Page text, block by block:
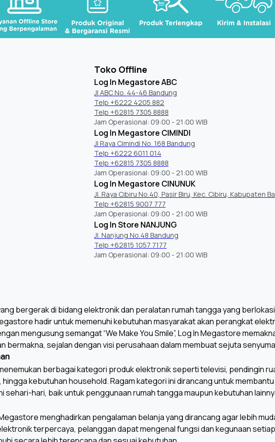
Toko Offline
Log In Megastore ABC
Jl ABC No. 44-46 Bandung
Telp +6222 4205 882
Telp +62815 7305 8888
Jam Operasional: 09:00 - 21:00 WIB
Log In Megastore CIMINDI
Jl Raya Cimindi No. 168 Bandung
Telp +6222 6011 014
Telp +62815 7305 8888
Jam Operasional: 09:00 - 21:00 WIB
Log In Megastore CINUNUK
Jl. Raya Cibiru No.40, Pasir Biru, Kec. Cibiru, Kabupaten
Telp +62815 9007 777
Jam Operasional: 09:00 - 21:00 WIB
Log In Store NANJUNG
Jl. Nanjung No.48 Bandung
Telp +62815 1057 7177
Jam Operasional: 09:00 - 21:00 WIB
bergerak di bidang elektronik dan peralatan rumah tangga yang
hadir untuk memenuhi kebutuhan masyarakat akan perangkat
mengusung semangat “We Make You Smile”, Log In Megastore
bermakna, sejalan dengan visi perusahaan dalam membuat sejuta
berbagai kategori produk elektronik seperti televisi, pendingin
kebutuhan household. Ragam kategori ini dirancang untuk
sehari-hari, baik untuk penggunaan rumah tangga maupun kebutuhan
menghadirkan pengalaman belanja yang dirancang agar lebih
terpercaya, pelanggan dapat mengenal fungsi dan kegunaan